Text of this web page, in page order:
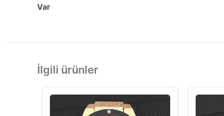
Var
İlgili ürünler